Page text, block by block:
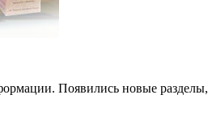
Появились новые разделы,